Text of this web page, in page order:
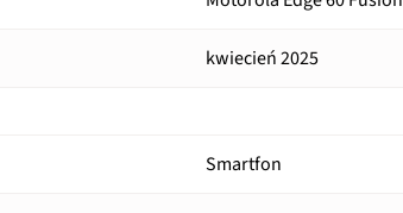
kwiecień 2025
Smartfon